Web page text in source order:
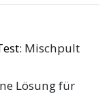
: Mischpult
Lösung für